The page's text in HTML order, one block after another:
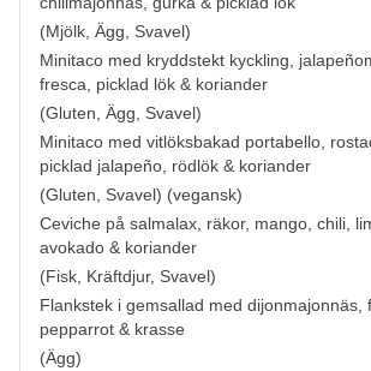
(Mjölk, Ägg, Svavel)
Minitaco med kryddstekt kyckling,
fresca, picklad lök & koriander
(Gluten, Ägg, Svavel)
Minitaco med vitlöksbakad portabello,
picklad jalapeño, rödlök & koriander
(Gluten, Svavel) (vegansk)
Ceviche på salmalax, räkor, mango, chili,
avokado & koriander
(Fisk, Kräftdjur, Svavel)
Flankstek i gemsallad med dijonmajonnäs,
pepparrot & krasse
(Ägg)